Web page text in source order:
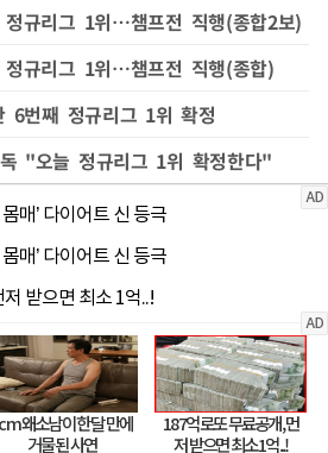
규리그 1위…챔프전 직행(종합2보)
규리그 1위…챔프전 직행(종합)
6번째 정규리그 1위 확정
"오늘 정규리그 1위 확정한다"